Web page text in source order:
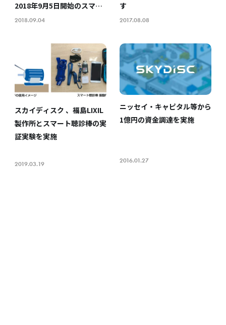
2018年9月5日開始のスマー
ト工場EXPOで初披露
2018.09.04
す
2017.08.08
スカイディスク 、福島LIXIL
製作所とスマート聴診棒の実
証実験を実施
2019.03.19
ニッセイ・キャピタル等から
1億円の資金調達を実施
2016.01.27